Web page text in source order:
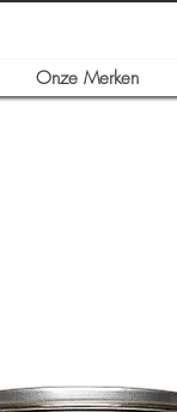
Onze Merken